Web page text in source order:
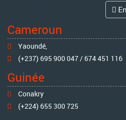
Cameroun
Yaoundé,
(+237) 695 900 047 / 674 451 116
Guinée
Conakry
(+224) 655 300 725